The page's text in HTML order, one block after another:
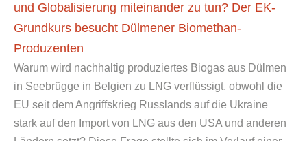
und Globalisierung miteinander zu tun? Der EK-
Grundkurs besucht Dülmener Biomethan-
Produzenten
Warum wird nachhaltig produziertes Biogas aus Dülmen
in Seebrügge in Belgien zu LNG verflüssigt, obwohl die
EU seit dem Angriffskrieg Russlands auf die Ukraine
stark auf den Import von LNG aus den USA und anderen